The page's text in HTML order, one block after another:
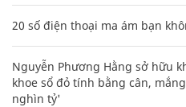
20 số điện thoại ma ám bạn
Nguyễn Phương Hằng sở hữu
khoe sổ đỏ tính bằng cân,
nghìn tỷ'